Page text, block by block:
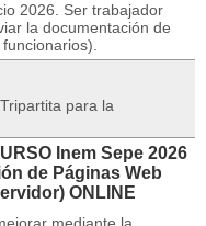
2026. Ser trabajador
la documentación de
para la
Inem Sepe 2026
de Páginas Web
ONLINE